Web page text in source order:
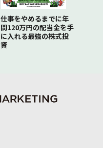
仕事をやめるまでに年
間120万円の配当金を手
に入れる最強の株式投
資